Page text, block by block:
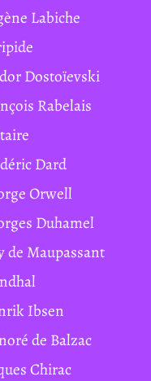
Labiche
Dostoïevski
Rabelais
Dard
Orwell
Duhamel
de Maupassant
Ibsen
de Balzac
Chirac